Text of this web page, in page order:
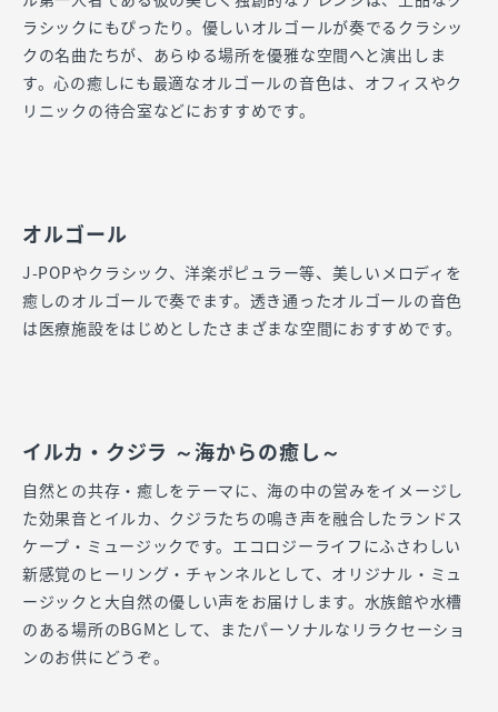
ラシックにもぴったり。優しいオルゴールが奏でるクラシッ
クの名曲たちが、あらゆる場所を優雅な空間へと演出しま
す。心の癒しにも最適なオルゴールの音色は、オフィスやク
リニックの待合室などにおすすめです。
オルゴール
J-POPやクラシック、洋楽ポピュラー等、美しいメロディを
癒しのオルゴールで奏でます。透き通ったオルゴールの音色
は医療施設をはじめとしたさまざまな空間におすすめです。
イルカ・クジラ ～海からの癒し～
自然との共存・癒しをテーマに、海の中の営みをイメージし
た効果音とイルカ、クジラたちの鳴き声を融合したランドス
ケープ・ミュージックです。エコロジーライフにふさわしい
新感覚のヒーリング・チャンネルとして、オリジナル・ミュ
ージックと大自然の優しい声をお届けします。水族館や水槽
のある場所のBGMとして、またパーソナルなリラクセーショ
ンのお供にどうぞ。